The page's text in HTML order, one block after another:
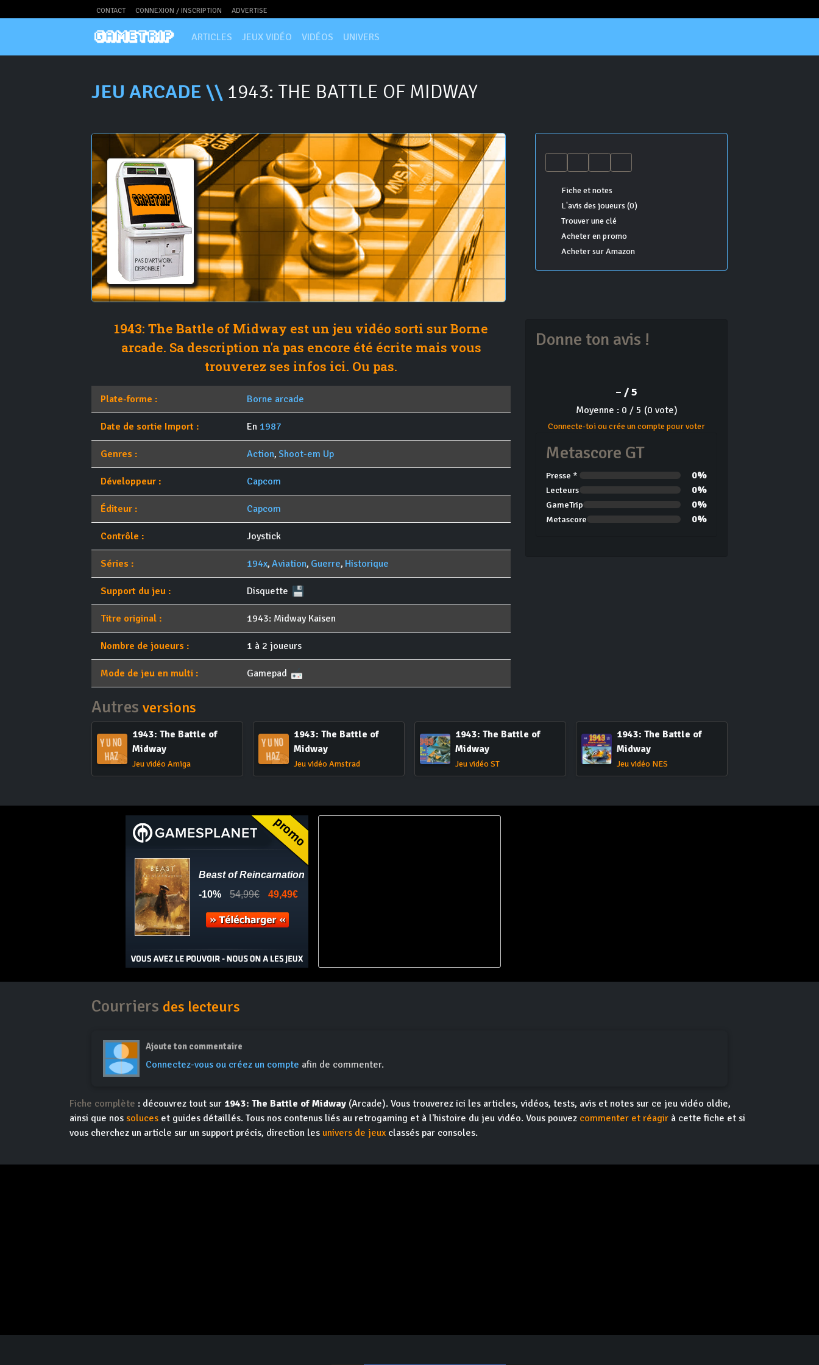
CONTACT CONNEXION / INSCRIPTION ADVERTISE
ARTICLES JEUX VIDÉO VIDÉOS UNIVERS
JEU ARCADE \\ 1943: THE BATTLE OF MIDWAY
Fiche et notes
L'avis des joueurs (0)
Trouver une clé
Acheter en promo
Acheter sur Amazon
1943: The Battle of Midway est un jeu vidéo sorti sur Borne
arcade. Sa description n'a pas encore été écrite mais vous
trouverez ses infos ici. Ou pas.
Plate-forme : Borne arcade
Date de sortie Import : En 1987
Genres : Action,Shoot-em Up
Développeur : Capcom
Éditeur : Capcom
Contrôle : Joystick
Séries : 194x,Aviation, Guerre, Historique
Support du jeu : Disquette
Titre original : 1943: Midway Kaisen
Nombre de joueurs : 1 à 2 joueurs
Mode de jeu en multi : Gamepad
Donne ton avis !
– / 5
Moyenne : 0 / 5 (0 vote)
Connecte-toi ou crée un compte pour voter
Metascore GT
Presse * 0%
Lecteurs 0%
GameTrip 0%
Metascore 0%
Autres versions
1943: The Battle of
Midway
Jeu vidéo Amiga
1943: The Battle of
Midway
Jeu vidéo Amstrad
1943: The Battle of
Midway
Jeu vidéo ST
1943: The Battle of
Midway
Jeu vidéo NES
Courriers des lecteurs
Ajoute ton commentaire
Connectez-vous ou créez un compte afin de commenter.
Fiche complète : découvrez tout sur 1943: The Battle of Midway (Arcade). Vous trouverez ici les articles, vidéos, tests, avis et notes sur ce jeu vidéo oldie,
ainsi que nos soluces et guides détaillés. Tous nos contenus liés au retrogaming et à l'histoire du jeu vidéo. Vous pouvez commenter et réagir à cette fiche et si
vous cherchez un article sur un support précis, direction les univers de jeux classés par consoles.